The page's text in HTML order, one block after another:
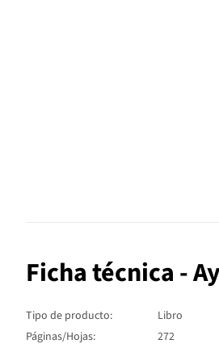
Ficha técnica -
Tipo de producto:
Libro
Páginas/Hojas:
272